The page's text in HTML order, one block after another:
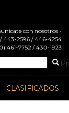
con nosotros -
443-2596 / 446-4254
461-7752 / 430-1923
CLASIFICADOS